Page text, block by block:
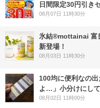
日間限定30円引き
08月07日 11時30分
氷結®mottainai 富
新登場！
08月03日 11時30分
100均に便利なの
よ…」小分けにし
08月02日 11時00分